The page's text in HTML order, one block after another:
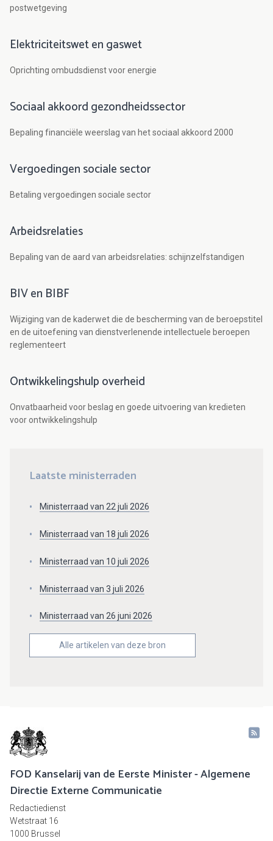
postwetgeving
Elektriciteitswet en gaswet
Oprichting ombudsdienst voor energie
Sociaal akkoord gezondheidssector
Bepaling financiële weerslag van het sociaal akkoord 2000
Vergoedingen sociale sector
Betaling vergoedingen sociale sector
Arbeidsrelaties
Bepaling van de aard van arbeidsrelaties: schijnzelfstandigen
BIV en BIBF
Wijziging van de kaderwet die de bescherming van de beroepstitel
en de uitoefening van dienstverlenende intellectuele beroepen
reglementeert
Ontwikkelingshulp overheid
Onvatbaarheid voor beslag en goede uitvoering van kredieten
voor ontwikkelingshulp
Laatste ministerraden
Ministerraad van 22 juli 2026
Ministerraad van 18 juli 2026
Ministerraad van 10 juli 2026
Ministerraad van 3 juli 2026
Ministerraad van 26 juni 2026
Alle artikelen van deze bron
FOD Kanselarij van de Eerste Minister - Algemene
Directie Externe Communicatie
Redactiedienst
Wetstraat 16
1000 Brussel